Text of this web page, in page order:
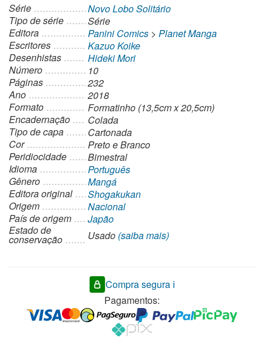
Série
Novo Lobo Solitário
Tipo de série
Série
Editora
Panini Comics > Planet Manga
Escritores
Kazuo Koike
Desenhistas
Hideki Mori
Número
10
Páginas
232
Ano
2018
Formato
Formatinho (13,5cm x 20,5cm)
Encadernação
Colada
Tipo de capa
Cartonada
Cor
Preto e Branco
Peridiocidade
Bimestral
Idioma
Português
Gênero
Mangá
Editora original
Shogakukan
Origem
Nacional
País de origem
Japão
Estado de
conservação Usado (saiba mais)
Compra segura ℹ️
Pagamentos: